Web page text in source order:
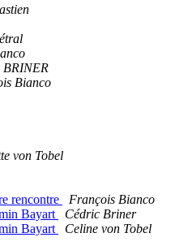
BRINER
Bianco
von Tobel
rencontre
François Bianco
Bayart
Cédric Briner
Bayart
Celine von Tobel